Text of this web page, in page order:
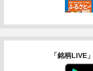
「銘柄LIVE